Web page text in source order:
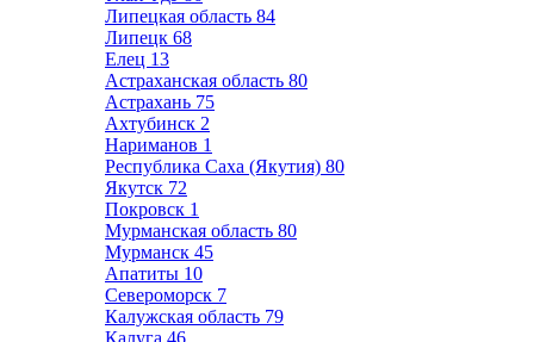
Липецкая область 84
Липецк 68
Елец 13
Астраханская область 80
Астрахань 75
Ахтубинск 2
Нариманов 1
Республика Саха (Якутия) 80
Якутск 72
Покровск 1
Мурманская область 80
Мурманск 45
Апатиты 10
Североморск 7
Калужская область 79
Калуга 46